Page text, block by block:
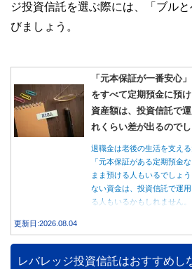
ジ投資信託を選ぶ際には、「ブル
びましょう。
「元本保証が一番安心
をすべて定期預金に預
資産額は、投資信託で
れくらい差が出るのでし
退職金は老後の生活を支え
「元本保証がある定期預金
まま預ける人もいるでしょ
ない資金は、投資信託で運
る人もいるかもしれません
レーションします。
更新日:2026.08.04
レバレッジ投資信託はおすすめし